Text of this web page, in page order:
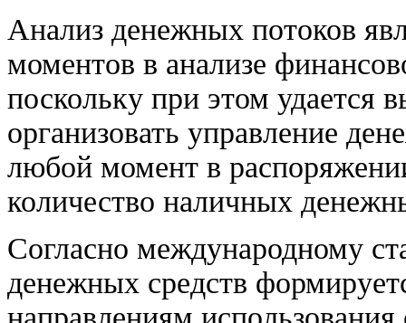
Анализ денежных потоков
моментов в анализе
поскольку при этом удается
организовать управление
любой момент в
количество наличных
Согласно международному
денежных средств